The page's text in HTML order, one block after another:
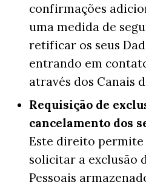
confirmações
uma medida de
retificar os seus
entrando em
através dos Canais
Requisição de
cancelamento dos
Este direito permite
solicitar a exclusão
Pessoais